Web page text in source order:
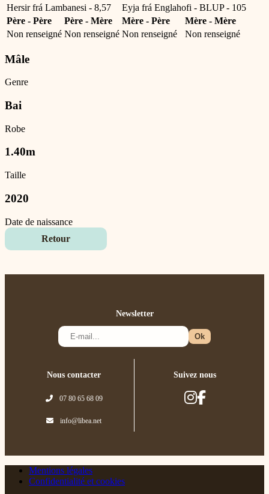
Hersir frá Lambanesi - 8,57
Eyja frá Englahofi - BLUP - 105
Père - Père
Père - Mère Mère - Père
Mère - Mère
Non renseigné Non renseigné Non renseigné Non renseigné
Mâle
Genre
Bai
Robe
1.40m
Taille
2020
Date de naissance
Retour
Newsletter
Nous contacter
07 80 65 68 09
info@libea.net
Suivez nous
Mentions légales
Confidentialité et cookies